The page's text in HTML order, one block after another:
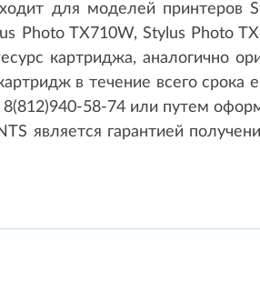
для моделей принтеров
Photo TX710W, Stylus Photo
картриджа, аналогично
в течение всего срока
58-74 или путем
является гарантией